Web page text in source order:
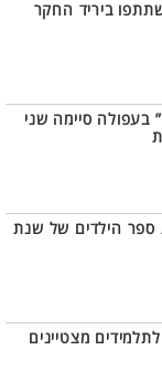
ביריד החקר
בעפולה סיימה שני
ספר הילדים של שנת
מצטיינים